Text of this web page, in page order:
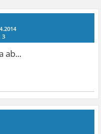
3
ab...